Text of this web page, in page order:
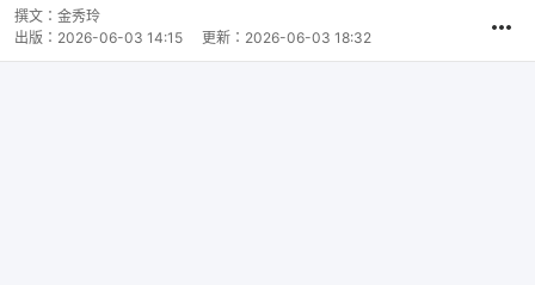
撰文： 金秀玲
出版： 2026-06-03 14:15 更新： 2026-06-03 18:32